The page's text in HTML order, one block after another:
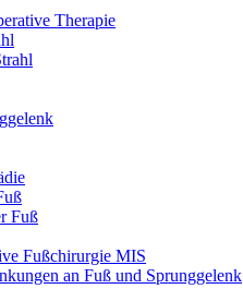
Therapie
Fuß
Fußchirurgie MIS
an Fuß und Sprunggelenk